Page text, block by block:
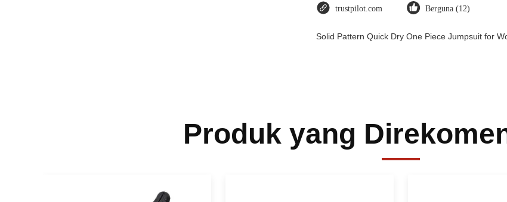
trustpilot.com Berguna (12)
Solid Pattern Quick Dry One Piece Jumpsuit for
Produk yang